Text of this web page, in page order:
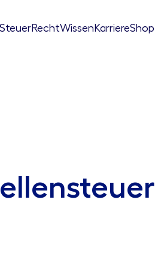
SteuerRechtWissen KarriereShop